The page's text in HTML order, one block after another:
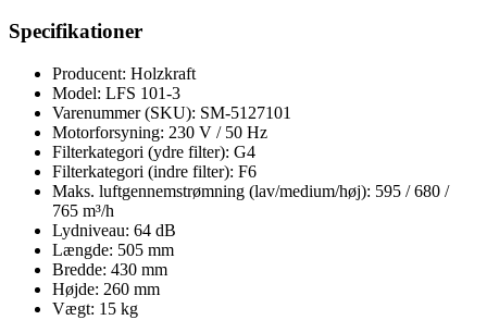
Specifikationer
Producent: Holzkraft
Model: LFS 101-3
Varenummer (SKU): SM-5127101
Motorforsyning: 230 V / 50 Hz
Filterkategori (ydre filter): G4
Filterkategori (indre filter): F6
Maks. luftgennemstrømning (lav/medium/høj): 595 / 680 /
765 m³/h
Lydniveau: 64 dB
Længde: 505 mm
Bredde: 430 mm
Højde: 260 mm
Vægt: 15 kg